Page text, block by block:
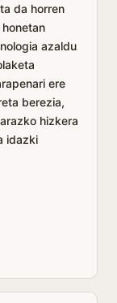
da horren
azaldu
ere
berezia,
hizkera
idazki